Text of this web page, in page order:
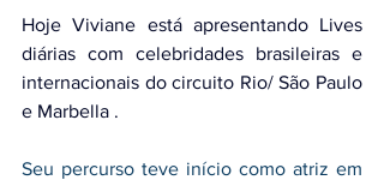
Hoje Viviane está apresentando Lives
diárias com celebridades brasileiras e
internacionais do circuito Rio/ São Paulo
e Marbella .
Seu percurso teve início como atriz em